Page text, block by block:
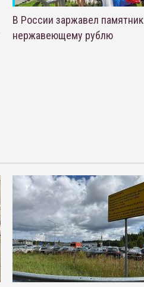
В России заржавел памятник
нержавеющему рублю